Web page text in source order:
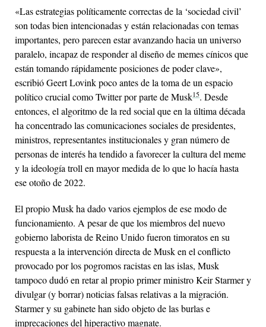
«Las estrategias políticamente correctas de la ‘sociedad civil’
son todas bien intencionadas y están relacionadas con temas
importantes, pero parecen estar avanzando hacia un universo
paralelo, incapaz de responder al diseño de memes cínicos que
están tomando rápidamente posiciones de poder clave»,
escribió Geert Lovink poco antes de la toma de un espacio
político crucial como Twitter por parte de Musk15. Desde
entonces, el algoritmo de la red social que en la última década
ha concentrado las comunicaciones sociales de presidentes,
ministros, representantes institucionales y gran número de
personas de interés ha tendido a favorecer la cultura del meme
y la ideología troll en mayor medida de lo que lo hacía hasta
ese otoño de 2022.
El propio Musk ha dado varios ejemplos de ese modo de
funcionamiento. A pesar de que los miembros del nuevo
gobierno laborista de Reino Unido fueron timoratos en su
respuesta a la intervención directa de Musk en el conflicto
provocado por los pogromos racistas en las islas, Musk
tampoco dudó en retar al propio primer ministro Keir Starmer y
divulgar (y borrar) noticias falsas relativas a la migración.
Starmer y su gabinete han sido objeto de las burlas e
imprecaciones del hiperactivo magnate.